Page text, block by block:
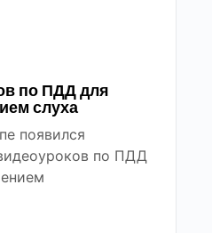
по ПДД для
слуха
появился
по ПДД